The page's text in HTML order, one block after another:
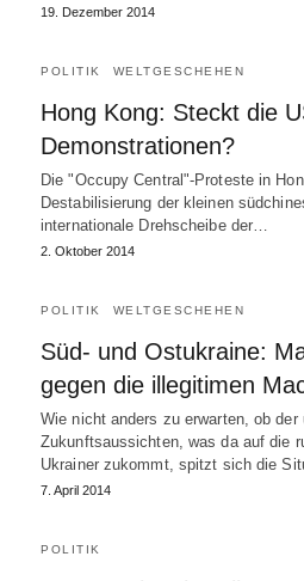
19. Dezember 2014
POLITIK WELTGESCHEHEN
Hong Kong: Steckt die
Demonstrationen?
Die "Occupy Central"-Proteste in
Destabilisierung der kleinen
internationale Drehscheibe der…
2. Oktober 2014
POLITIK WELTGESCHEHEN
Süd- und Ostukraine:
gegen die illegitimen
Wie nicht anders zu erwarten, ob der
Zukunftsaussichten, was da auf die
Ukrainer zukommt, spitzt sich die
7. April 2014
POLITIK